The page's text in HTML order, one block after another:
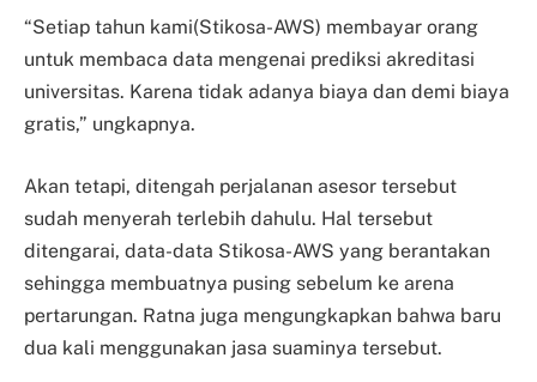
“Setiap tahun kami(Stikosa-AWS) membayar orang
untuk membaca data mengenai prediksi akreditasi
universitas. Karena tidak adanya biaya dan demi biaya
gratis,” ungkapnya.
Akan tetapi, ditengah perjalanan asesor tersebut
sudah menyerah terlebih dahulu. Hal tersebut
ditengarai, data-data Stikosa-AWS yang berantakan
sehingga membuatnya pusing sebelum ke arena
pertarungan. Ratna juga mengungkapkan bahwa baru
dua kali menggunakan jasa suaminya tersebut.